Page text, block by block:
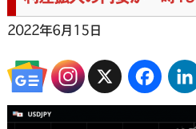
2022年6月15日
X Facebook